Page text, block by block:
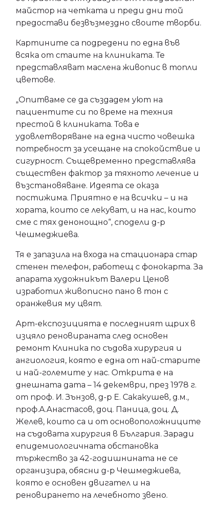
майстор на четката и преди дни той
предостави безвъзмездно своите творби.
Картините са подредени по една във
всяка от стаите на клиниката. Те
представляват маслена живопис в топли
цветове.
„Опитваме се да създадем уют на
пациентите си по време на техния
престой в клиниката. Това е
удовлетворяване на една чисто човешка
потребност за усещане на спокойствие и
сигурност. Същевременно представлява
съществен фактор за тяхното лечение и
възстановяване. Идеята се оказа
постижима. Приятно е на всички – и на
хората, които се лекуват, и на нас, които
сме с тях денонощно“, сподели д-р
Чешмеджиева.
Тя е запазила на входа на стационара стар
стенен телефон, работещ с фонокарта. За
апарата художникът Валери Ценов
изработил живописно пано в тон с
оранжевия му цвят.
Арт-експозицията е последният щрих в
изцяло реновираната след основен
ремонт Клиника по съдова хирургия и
ангиология, която е една от най-старите
и най-големите у нас. Открита е на
днешната дата – 14 декември, през 1978 г.
от проф. И. Зънзов, д-р Е. Сакакушев, д.м.,
проф.А.Анастасов, доц. Паница, доц. Д.
Желев, които са и от основоположниците
на съдовата хирургия в България. Заради
епидемиологичната обстановка
тържество за 42-годишнината не се
организира, обясни д-р Чешмеджиева,
която е основен двигател и на
реновирането на лечебното звено.